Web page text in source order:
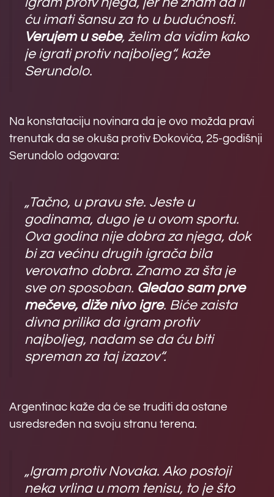
ću imati šansu za to u budućnosti.
Verujem u sebe, želim da vidim kako
je igrati protiv najboljeg“, kaže
Serundolo.
Na konstataciju novinara da je ovo možda pravi
trenutak da se okuša protiv Đokovića, 25-godišnji
Serundolo odgovara:
„Tačno, u pravu ste. Jeste u
godinama, dugo je u ovom sportu.
Ova godina nije dobra za njega, dok
bi za većinu drugih igrača bila
verovatno dobra. Znamo za šta je
sve on sposoban. Gledao sam prve
mečeve, diže nivo igre. Biće zaista
divna prilika da igram protiv
najboljeg, nadam se da ću biti
spreman za taj izazov“.
Argentinac kaže da će se truditi da ostane
usredsređen na svoju stranu terena.
„Igram protiv Novaka. Ako postoji
neka vrlina u mom tenisu, to je što